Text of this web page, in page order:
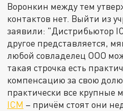
Воронкин между тем
контактов нет. Выйти из
заявили: "Дистрибьютор
другое представляется,
любой совладелец ООО
такая строчка есть
компенсацию за свою
практически все крупные
ICM – причём стоят они